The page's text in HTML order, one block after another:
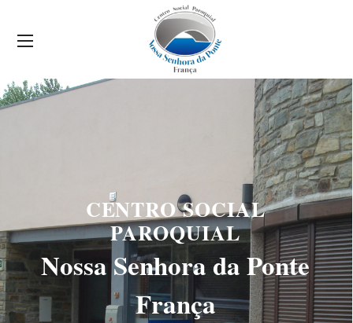
Nossa Senhora da Ponte
França
CENTRO SOCIAL
PAROQUIAL